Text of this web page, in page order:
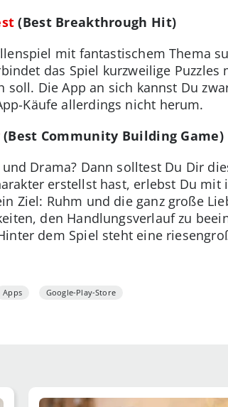
(Best Breakthrough Hit)
mit fantastischem Thema
das Spiel kurzweilige
soll. Die App an sich kannst Du
Käufe allerdings nicht herum.
(Best Community Building Game)
Drama? Dann solltest Du Dir
erstellst hast, erlebst Du
Ziel: Ruhm und die ganz große
den Handlungsverlauf zu
dem Spiel steht eine
Apps Google-Play-Store